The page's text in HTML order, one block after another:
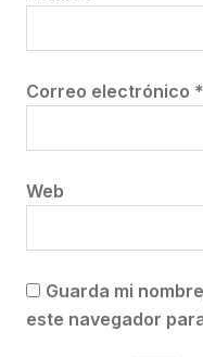
Correo electrónico *
Web
Guarda mi
este navegador